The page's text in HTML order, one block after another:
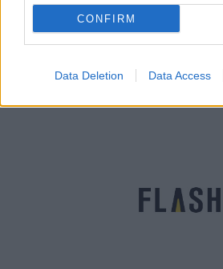
CONFIRM
Data Deletion Data Access
Moderna: Έφτιαξε εμβόλιο
νοτιοαφρικανικής
25.02.2021 10:47